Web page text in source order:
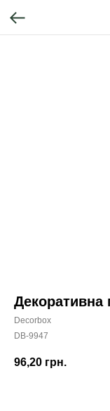
Декоративна
Decorbox
DB-9947
96,20 грн.